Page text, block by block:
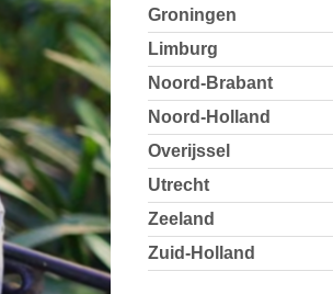
Groningen
Limburg
Noord-Brabant
Noord-Holland
Overijssel
Utrecht
Zeeland
Zuid-Holland